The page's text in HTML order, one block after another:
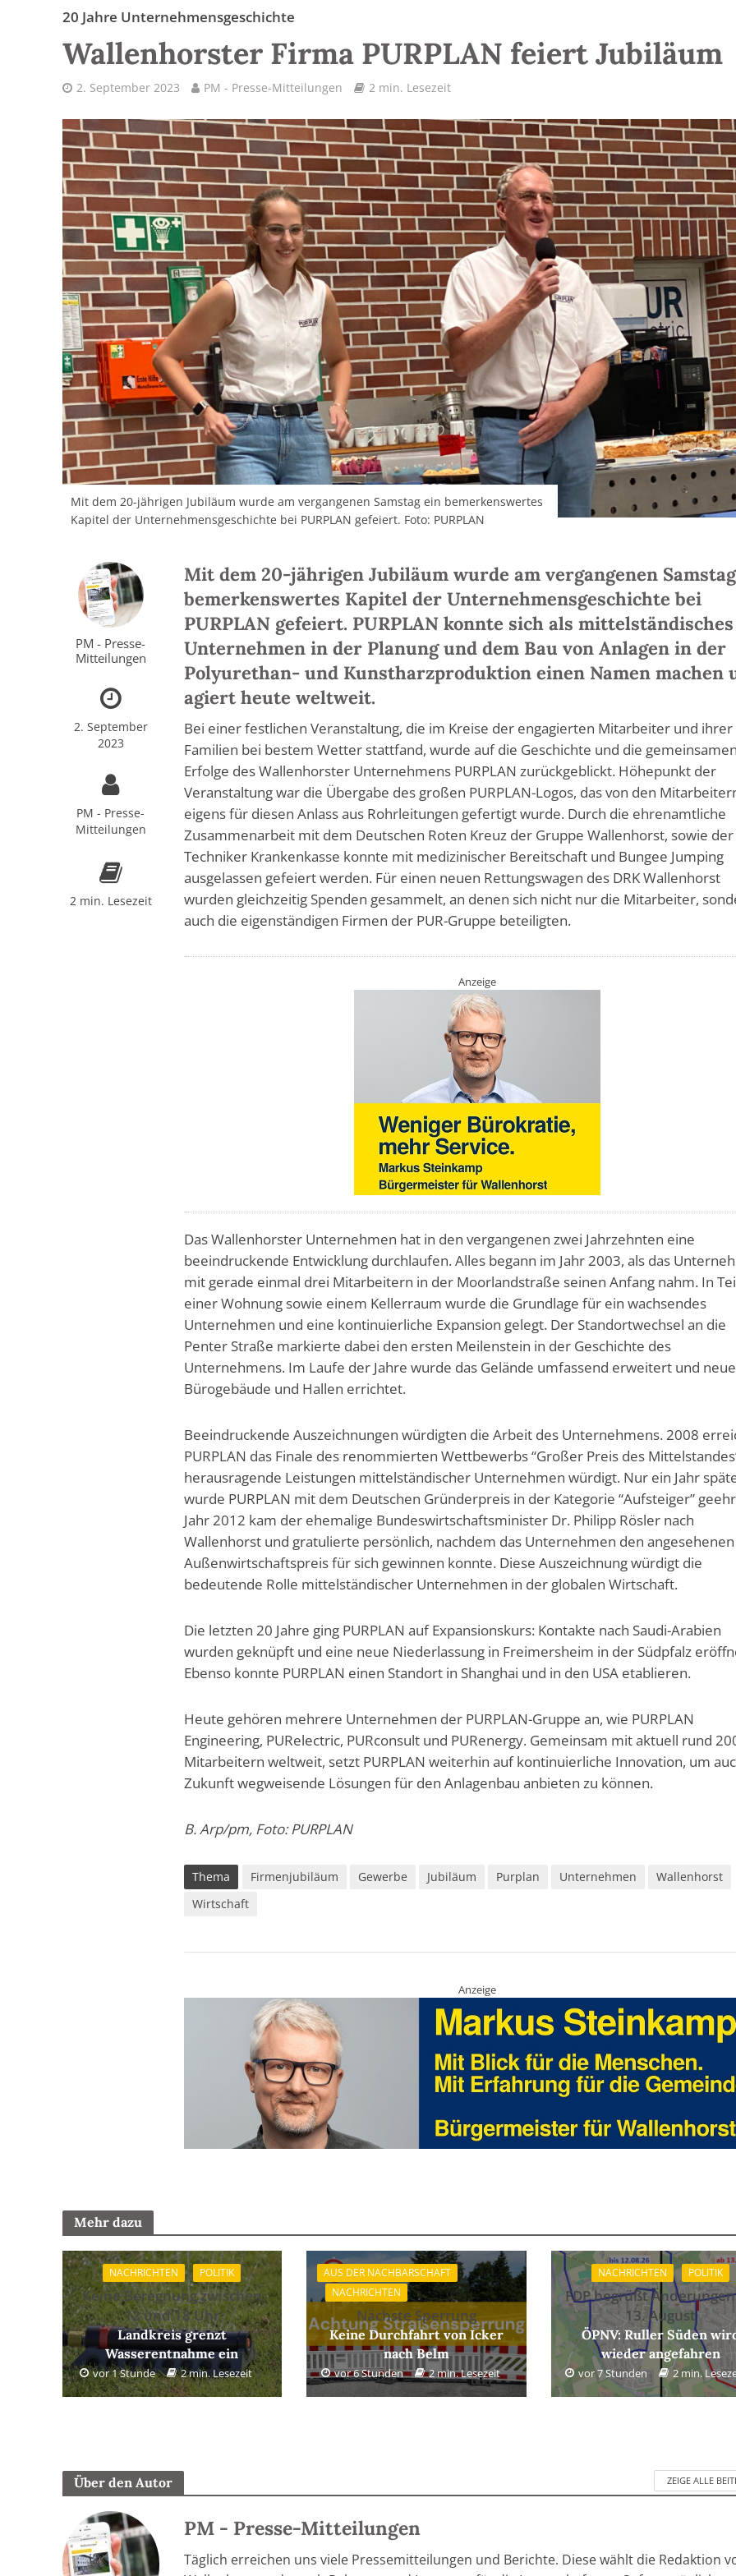
20 Jahre Unternehmensgeschichte
Wallenhorster Firma PURPLAN feiert Jubiläum
2. September 2023 PM - Presse-Mitteilungen 2 min. Lesezeit
Mit dem 20-jährigen Jubiläum wurde am vergangenen Samstag ein bemerkenswertes
Kapitel der Unternehmensgeschichte bei PURPLAN gefeiert. Foto: PURPLAN
PM - Presse-
Mitteilungen
2. September
2023
PM - Presse-
Mitteilungen
2 min. Lesezeit
Mit dem 20-jährigen Jubiläum wurde am vergangenen
bemerkenswertes Kapitel der Unternehmensgeschichte bei
PURPLAN gefeiert. PURPLAN konnte sich als mittelständisches
Unternehmen in der Planung und dem Bau von Anlagen in der
Polyurethan- und Kunstharzproduktion einen Namen machen
agiert heute weltweit.
Bei einer festlichen Veranstaltung, die im Kreise der engagierten Mitarbeiter und ihrer
Familien bei bestem Wetter stattfand, wurde auf die Geschichte und die gemeinsamen
Erfolge des Wallenhorster Unternehmens PURPLAN zurückgeblickt. Höhepunkt der
Veranstaltung war die Übergabe des großen PURPLAN-Logos, das von den
eigens für diesen Anlass aus Rohrleitungen gefertigt wurde. Durch die ehrenamtliche
Zusammenarbeit mit dem Deutschen Roten Kreuz der Gruppe Wallenhorst, sowie der
Techniker Krankenkasse konnte mit medizinischer Bereitschaft und Bungee Jumping
ausgelassen gefeiert werden. Für einen neuen Rettungswagen des DRK Wallenhorst
wurden gleichzeitig Spenden gesammelt, an denen sich nicht nur die Mitarbeiter,
auch die eigenständigen Firmen der PUR-Gruppe beteiligten.
Anzeige
Das Wallenhorster Unternehmen hat in den vergangenen zwei Jahrzehnten eine
beeindruckende Entwicklung durchlaufen. Alles begann im Jahr 2003, als das
mit gerade einmal drei Mitarbeitern in der Moorlandstraße seinen Anfang nahm. In
einer Wohnung sowie einem Kellerraum wurde die Grundlage für ein wachsendes
Unternehmen und eine kontinuierliche Expansion gelegt. Der Standortwechsel an die
Penter Straße markierte dabei den ersten Meilenstein in der Geschichte des
Unternehmens. Im Laufe der Jahre wurde das Gelände umfassend erweitert und neue
Bürogebäude und Hallen errichtet.
Beeindruckende Auszeichnungen würdigten die Arbeit des Unternehmens. 2008
PURPLAN das Finale des renommierten Wettbewerbs “Großer Preis des
herausragende Leistungen mittelständischer Unternehmen würdigt. Nur ein Jahr
wurde PURPLAN mit dem Deutschen Gründerpreis in der Kategorie “Aufsteiger”
Jahr 2012 kam der ehemalige Bundeswirtschaftsminister Dr. Philipp Rösler nach
Wallenhorst und gratulierte persönlich, nachdem das Unternehmen den angesehenen
Außenwirtschaftspreis für sich gewinnen konnte. Diese Auszeichnung würdigt die
bedeutende Rolle mittelständischer Unternehmen in der globalen Wirtschaft.
Die letzten 20 Jahre ging PURPLAN auf Expansionskurs: Kontakte nach Saudi-Arabien
wurden geknüpft und eine neue Niederlassung in Freimersheim in der Südpfalz
Ebenso konnte PURPLAN einen Standort in Shanghai und in den USA etablieren.
Heute gehören mehrere Unternehmen der PURPLAN-Gruppe an, wie PURPLAN
Engineering, PURelectric, PURconsult und PURenergy. Gemeinsam mit aktuell rund
Mitarbeitern weltweit, setzt PURPLAN weiterhin auf kontinuierliche Innovation, um
Zukunft wegweisende Lösungen für den Anlagenbau anbieten zu können.
B. Arp/pm, Foto: PURPLAN
Thema Firmenjubiläum Gewerbe Jubiläum Purplan Unternehmen
Wallenhorst
Wirtschaft
Anzeige
Mehr dazu
NACHRICHTEN POLITIK
Keine Beregnung zwischen
12 und 18 Uhr
Landkreis grenzt
Wasserentnahme ein
vor 1 Stunde 2 min. Lesezeit
AUS DER NACHBARSCHAFT
NACHRICHTEN
Nächste Sperrung
Keine Durchfahrt von Icker
nach Belm
vor 6 Stunden 2 min. Lesezeit
NACHRICHTEN POLITIK
FDP begrüßt
13. August
ÖPNV: Ruller Süden
wieder angefahren
vor 7 Stunden 2 min.
Über den Autor ZEIGE ALLE
PM - Presse-Mitteilungen
Täglich erreichen uns viele Pressemitteilungen und Berichte. Diese wählt die Redaktion